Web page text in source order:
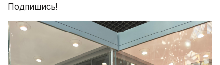
Подпишись!